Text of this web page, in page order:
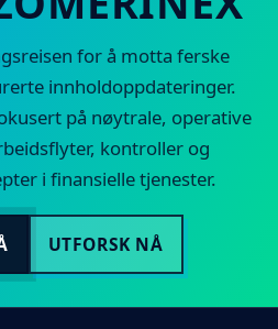
for å motta ferske
innholdoppdateringer.
på nøytrale, operative
kontroller og
i finansielle tjenester.
UTFORSK NÅ